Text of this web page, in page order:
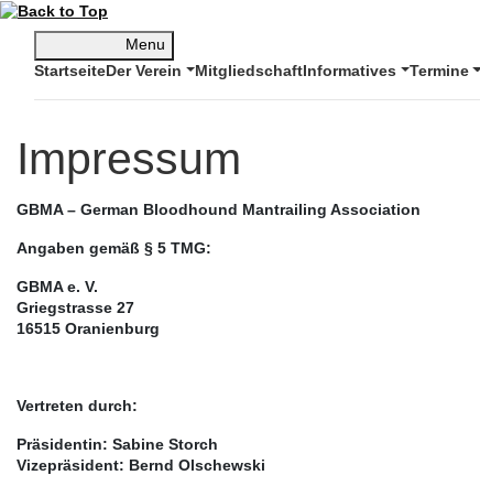
Menu
StartseiteDer Verein MitgliedschaftInformatives Termine
Impressum
GBMA – German Bloodhound Mantrailing Association
Angaben gemäß § 5 TMG:
GBMA e. V.
Griegstrasse 27
16515 Oranienburg
Vertreten durch:
Präsidentin: Sabine Storch
Vizepräsident: Bernd Olschewski